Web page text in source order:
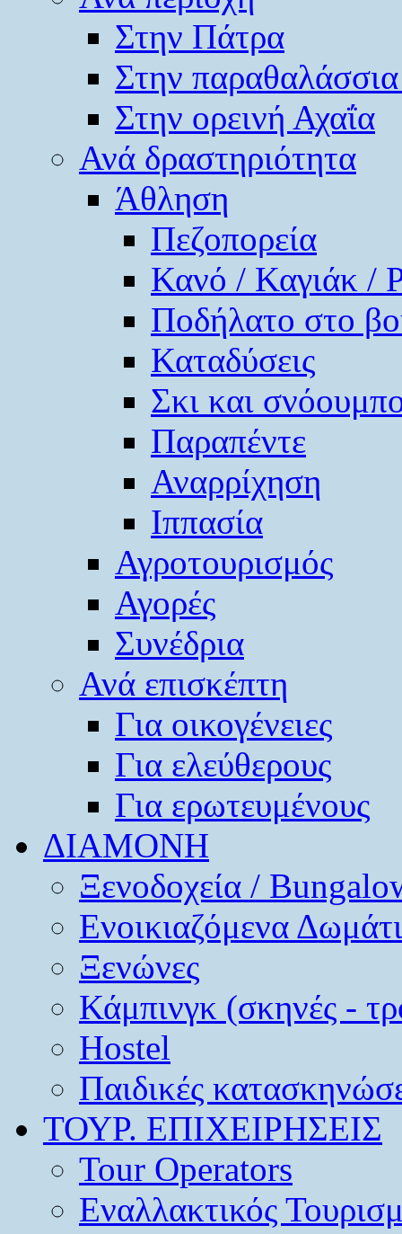
Στην Πάτρα
Στην
Στην ορεινή Αχαΐα
Ανά δραστηριότητα
Άθληση
Πεζοπορεία
Κανό / Καγιάκ /
Ποδήλατο στο
Καταδύσεις
Σκι και
Παραπέντε
Αναρρίχηση
Ιππασία
Αγροτουρισμός
Αγορές
Συνέδρια
Ανά επισκέπτη
Για οικογένειες
Για ελεύθερους
Για ερωτευμένους
ΔΙΑΜΟΝΗ
Ξενοδοχεία /
Ενοικιαζόμενα
Ξενώνες
Κάμπινγκ (σκηνές -
Hostel
Παιδικές
ΤΟΥΡ. ΕΠΙΧΕΙΡΗΣΕΙΣ
Tour Operators
Εναλλακτικός